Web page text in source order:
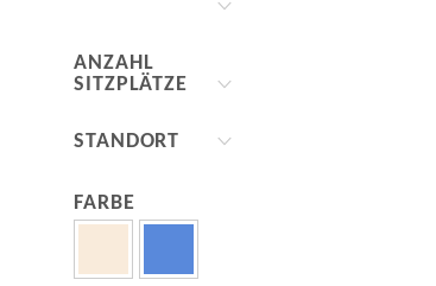
ANZAHL
SITZPLÄTZE
STANDORT
FARBE